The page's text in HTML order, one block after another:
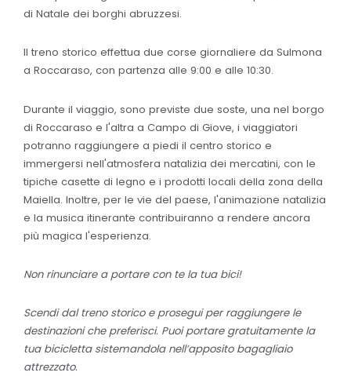
di Natale dei borghi abruzzesi.
Il treno storico effettua due corse giornaliere da Sulmona
a Roccaraso, con partenza alle 9:00 e alle 10:30.
Durante il viaggio, sono previste due soste, una nel borgo
di Roccaraso e l'altra a Campo di Giove, i viaggiatori
potranno raggiungere a piedi il centro storico e
immergersi nell'atmosfera natalizia dei mercatini, con le
tipiche casette di legno e i prodotti locali della zona della
Maiella. Inoltre, per le vie del paese, l'animazione natalizia
e la musica itinerante contribuiranno a rendere ancora
più magica l'esperienza.
Non rinunciare a portare con te la tua bici!
Scendi dal treno storico e prosegui per raggiungere le
destinazioni che preferisci. Puoi portare gratuitamente la
tua bicicletta sistemandola nell’apposito bagagliaio
attrezzato.